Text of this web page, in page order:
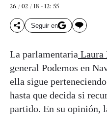
26 / 02 / 18 - 12: 55
Seguir en
La parlamentaria Laura
general Podemos en
ella sigue
hasta que decida si
partido. En su opinión,